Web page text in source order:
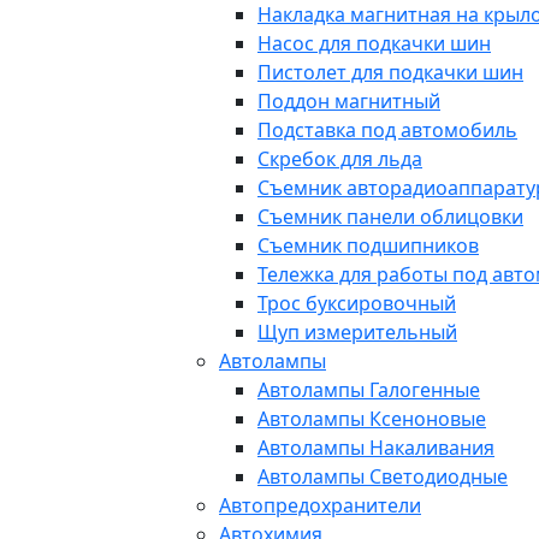
Накладка магнитная на
Насос для подкачки шин
Пистолет для подкачки шин
Поддон магнитный
Подставка под автомобиль
Скребок для льда
Съемник
Съемник панели облицовки
Съемник подшипников
Тележка для работы под
Трос буксировочный
Щуп измерительный
Автолампы
Автолампы Галогенные
Автолампы Ксеноновые
Автолампы Накаливания
Автолампы Светодиодные
Автопредохранители